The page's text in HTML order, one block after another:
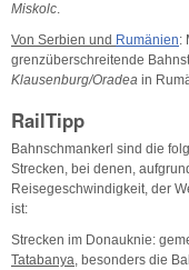
Miskolc.
Von Serbien und Rumänien:
grenzüberschreitende
Klausenburg/Oradea in
RailTipp
Bahnschmankerl sind die
Strecken, bei denen,
Reisegeschwindigkeit, der
ist:
Strecken im Donauknie:
Tatabanya, besonders die